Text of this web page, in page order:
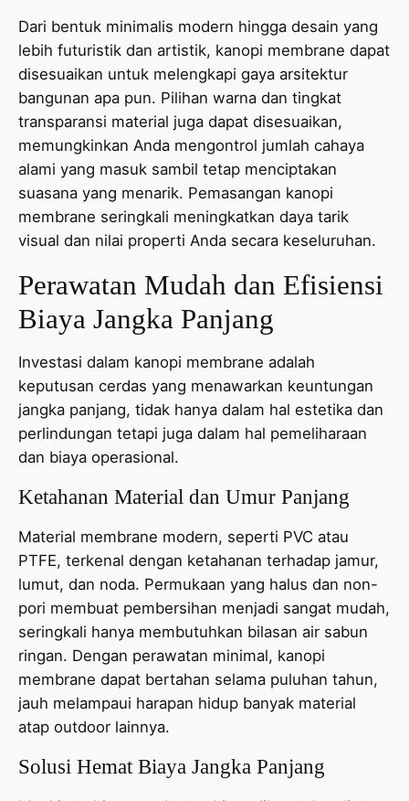
Dari bentuk minimalis modern hingga desain yang
lebih futuristik dan artistik, kanopi membrane dapat
disesuaikan untuk melengkapi gaya arsitektur
bangunan apa pun. Pilihan warna dan tingkat
transparansi material juga dapat disesuaikan,
memungkinkan Anda mengontrol jumlah cahaya
alami yang masuk sambil tetap menciptakan
suasana yang menarik. Pemasangan kanopi
membrane seringkali meningkatkan daya tarik
visual dan nilai properti Anda secara keseluruhan.
Perawatan Mudah dan Efisiensi
Biaya Jangka Panjang
Investasi dalam kanopi membrane adalah
keputusan cerdas yang menawarkan keuntungan
jangka panjang, tidak hanya dalam hal estetika dan
perlindungan tetapi juga dalam hal pemeliharaan
dan biaya operasional.
Ketahanan Material dan Umur Panjang
Material membrane modern, seperti PVC atau
PTFE, terkenal dengan ketahanan terhadap jamur,
lumut, dan noda. Permukaan yang halus dan non-
pori membuat pembersihan menjadi sangat mudah,
seringkali hanya membutuhkan bilasan air sabun
ringan. Dengan perawatan minimal, kanopi
membrane dapat bertahan selama puluhan tahun,
jauh melampaui harapan hidup banyak material
atap outdoor lainnya.
Solusi Hemat Biaya Jangka Panjang